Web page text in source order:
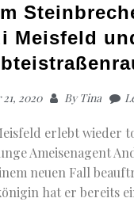
Meisfeld
2020 ByTina
erlebt wieder
Ameisenagent
neuen Fall
hat er bereits